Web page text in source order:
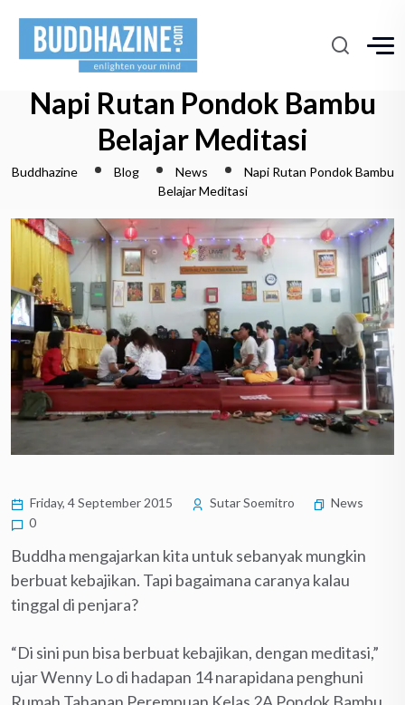
Napi Rutan Pondok Bambu
Belajar Meditasi
Buddhazine Blog News
Napi Rutan Pondok Bambu
Belajar Meditasi
Friday, 4 September 2015 Sutar Soemitro
News
0
Buddha mengajarkan kita untuk sebanyak mungkin
berbuat kebajikan. Tapi bagaimana caranya kalau
tinggal di penjara?
“Di sini pun bisa berbuat kebajikan, dengan meditasi,”
ujar Wenny Lo di hadapan 14 narapidana penghuni